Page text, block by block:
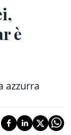
è
azzurra